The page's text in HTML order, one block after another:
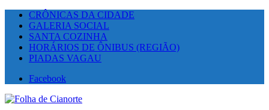
CRÔNICAS DA CIDADE
GALERIA SOCIAL
SANTA COZINHA
HORÁRIOS DE ÔNIBUS (REGIÃO)
PIADAS VAGAU
Facebook